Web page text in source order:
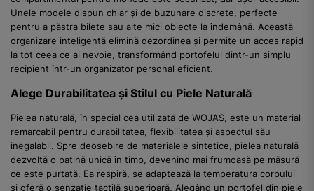
Unele modele dispun chiar și de buzunare discrete, perfecte
pentru a păstra bilete sau alte mici obiecte la îndemână. Această
organizare inteligentă elimină dezordinea și permite un acces rapid
la tot ceea ce ai nevoie, transformând portofelul dintr-un simplu
recipient într-un organizator personal eficient.
Alege Durabilitatea și Stilul cu Piele Naturală
Pielea naturală, în special cea utilizată de WOJAS, este un material
remarcabil pentru durabilitatea, flexibilitatea și aspectul său
inegalabil. Spre deosebire de materialele sintetice, pielea naturală
dezvoltă o patină unică în timp, devenind mai frumoasă pe măsură
ce este purtată. Ea respiră, se adaptează la temperatura corpului
și oferă o senzație tactilă superioară. Alegând un portofel din piele